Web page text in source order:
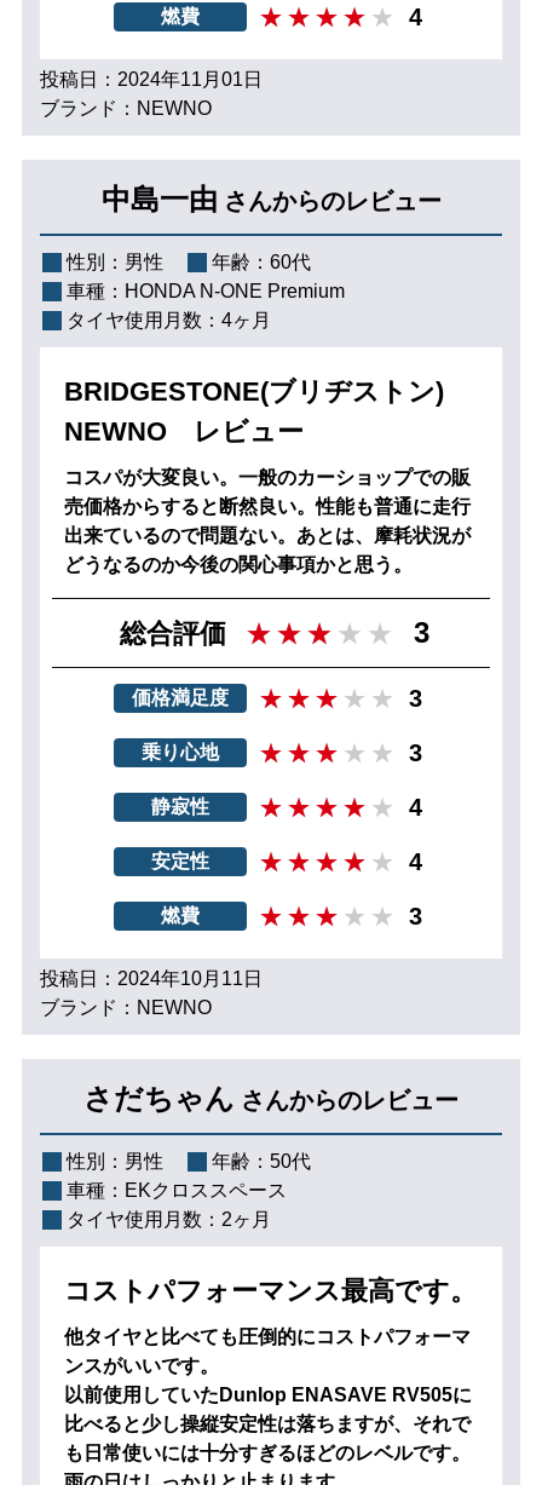
燃費 4
投稿日：2024年11月01日
ブランド：NEWNO
中島一由 さんからのレビュー
性別： 男性 年齢： 60代
車種： HONDA N-ONE Premium
タイヤ使用月数： 4ヶ月
BRIDGESTONE(ブリヂストン)
NEWNO レビュー
コスパが大変良い。一般のカーショップでの販
売価格からすると断然良い。性能も普通に走行
出来ているので問題ない。あとは、摩耗状況が
どうなるのか今後の関心事項かと思う。
総合評価 3
価格満足度 3
乗り心地 3
静寂性 4
安定性 4
燃費 3
投稿日：2024年10月11日
ブランド：NEWNO
さだちゃん さんからのレビュー
性別： 男性 年齢： 50代
車種： EKクロススペース
タイヤ使用月数： 2ヶ月
コストパフォーマンス最高です。
他タイヤと比べても圧倒的にコストパフォーマ
ンスがいいです。
以前使用していたDunlop ENASAVE RV505に
比べると少し操縦安定性は落ちますが、それで
も日常使いには十分すぎるほどのレベルです。